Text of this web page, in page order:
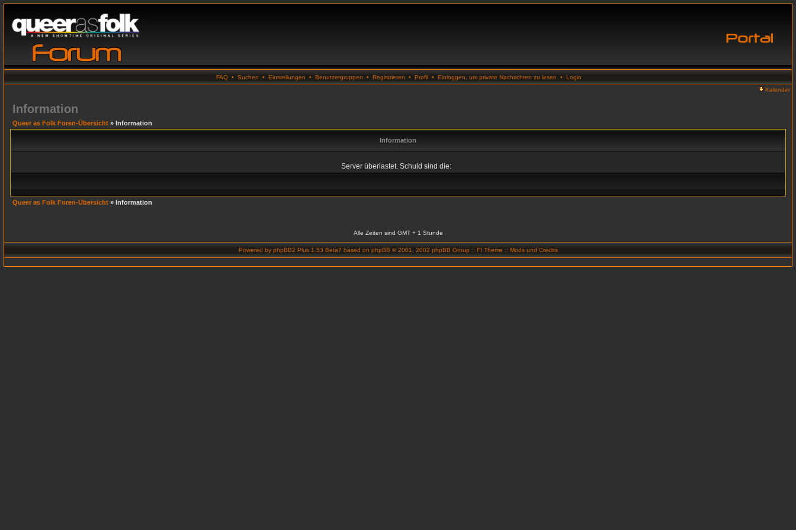
FAQ • Suchen • Einstellungen • Benutzergruppen • Registrieren • Profil • Einloggen, um private Nachrichten zu lesen • Login
Kalender
Information
Queer as Folk Foren-Übersicht » Information
Information
Server überlastet. Schuld sind die:
Queer as Folk Foren-Übersicht » Information
Alle Zeiten sind GMT + 1 Stunde
Powered by phpBB2 Plus 1.53 Beta7 based on phpBB © 2001, 2002 phpBB Group :: FI Theme :: Mods und Credits